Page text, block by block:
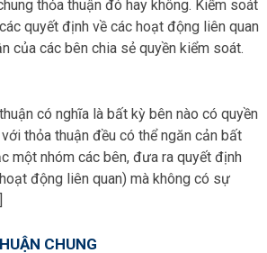
thỏa thuận đó hay không. Kiểm soát
quyết định về các hoạt động liên quan
của các bên chia sẻ quyền kiểm soát.
có nghĩa là bất kỳ bên nào có quyền
thỏa thuận đều có thể ngăn cản bất
một nhóm các bên, đưa ra quyết định
động liên quan) mà không có sự
CHUNG